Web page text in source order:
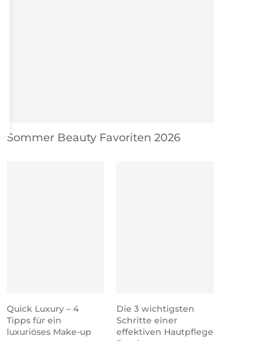
Sommer Beauty Favoriten 2026
Quick Luxury – 4
Tipps für ein
luxuriöses Make-up
Die 3 wichtigsten
Schritte einer
effektiven Hautpflege